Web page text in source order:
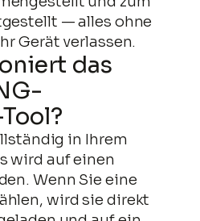
— alles ohne
Gerät verlassen.
das
in Ihrem
wird auf einen
Wenn Sie eine
wird sie direkt